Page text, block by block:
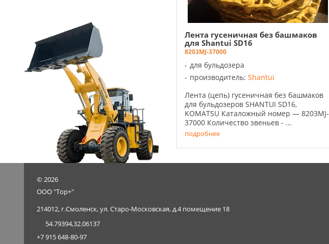
Лента гусеничная без башмаков
для Shantui SD16
8203MJ-37000
для бульдозера
производитель: Shantui
Лента (цепь) гусеничная без башмаков
для бульдозеров SHANTUI SD16,
KOMATSU Каталожный номер — 8203MJ-
37000 Количество звеньев - ...
подробнее
©2026
ООО "Тор+"
214012, г.Смоленск, ул. Старо-Московская, д.4 помещение 18
54.79394,32.06137
+7 915 648-80-97